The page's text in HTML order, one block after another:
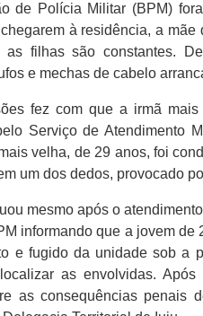
de Polícia Militar (BPM)
à residência, a
as filhas são constantes.
e mechas de cabelo
fez com que a irmã
Serviço de Atendimento
velha, de 29 anos, foi
um dos dedos, provocado
mesmo após o
informando que a jovem
e fugido da unidade sob a
as envolvidas.
as consequências penais